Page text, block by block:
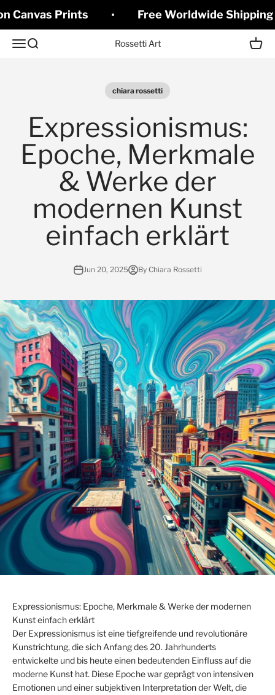
Canvas Prints Free Worldwide Shipping
Open navigation menu
Open search Rossetti Art Open
chiara rossetti
Expressionismus:
Epoche, Merkmale
& Werke der
modernen Kunst
einfach erklärt
Jun 20, 2025 By Chiara Rossetti
Expressionismus: Epoche, Merkmale & Werke der modernen
Kunst einfach erklärt
Der Expressionismus ist eine tiefgreifende und revolutionäre
Kunstrichtung, die sich Anfang des 20. Jahrhunderts
entwickelte und bis heute einen bedeutenden Einfluss auf die
moderne Kunst hat. Diese Epoche war geprägt von intensiven
Emotionen und einer subjektiven Interpretation der Welt, die